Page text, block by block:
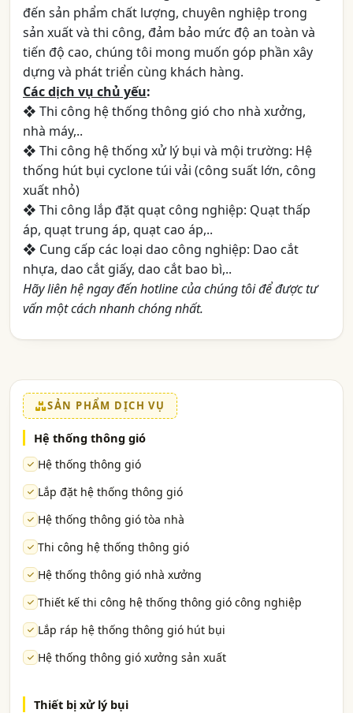
đến sản phẩm chất lượng, chuyên nghiệp trong
sản xuất và thi công, đảm bảo mức độ an toàn và
tiến độ cao, chúng tôi mong muốn góp phần xây
dựng và phát triển cùng khách hàng.
Các dịch vụ chủ yếu:
❖ Thi công hệ thống thông gió cho nhà xưởng,
nhà máy,..
❖ Thi công hệ thống xử lý bụi và mội trường: Hệ
thống hút bụi cyclone túi vải (công suất lớn, công
xuất nhỏ)
❖ Thi công lắp đặt quạt công nghiệp: Quạt thấp
áp, quạt trung áp, quạt cao áp,..
❖ Cung cấp các loại dao công nghiệp: Dao cắt
nhựa, dao cắt giấy, dao cắt bao bì,..
Hãy liên hệ ngay đến hotline của chúng tôi để được tư
vấn một cách nhanh chóng nhất.
SẢN PHẨM DỊCH VỤ
Hệ thống thông gió
Hệ thống thông gió
Lắp đặt hệ thống thông gió
Hệ thống thông gió tòa nhà
Thi công hệ thống thông gió
Hệ thống thông gió nhà xưởng
Thiết kế thi công hệ thống thông gió công nghiệp
Lắp ráp hệ thống thông gió hút bụi
Hệ thống thông gió xưởng sản xuất
Thiết bị xử lý bụi